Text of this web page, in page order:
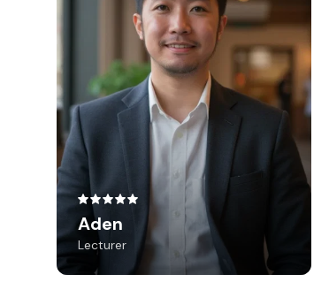
Aden
Lecturer
Rupa. Ai bener2 membantu
banget saat kita butuh foto
estetik untuk ditaruh di Flayer
jika kita jadi narasumber atau
moderator dan ditaruh di CV
dan linkdn. Even though saking
sempurnanya jadi kadang muka
kita jadi too good to be true
actually for some photos.. But
rupa.ai
memberikan
kita banyak foto dari beberapa
model dan pose sehingga kita
bisa memilih yang sesuai